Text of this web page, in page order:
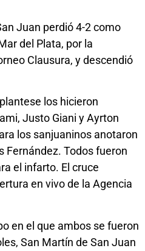
Juan perdió 4-2 como
del Plata, por la
Clausura, y descendió
los hicieron
Justo Giani y Ayrton
los sanjuaninos anotaron
Fernández. Todos fueron
el infarto. El cruce
en vivo de la Agencia
en el que ambos se fueron
San Martín de San Juan